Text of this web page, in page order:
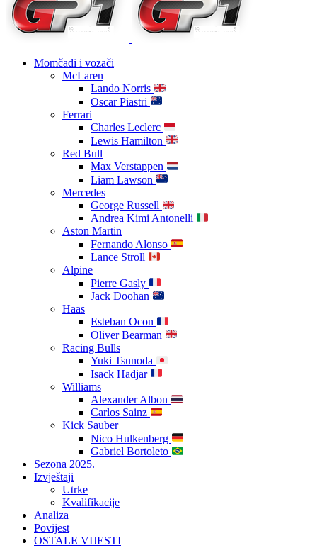
Momčadi i vozači
McLaren
Lando Norris
Oscar Piastri
Ferrari
Charles Leclerc
Lewis Hamilton
Red Bull
Max Verstappen
Liam Lawson
Mercedes
George Russell
Andrea Kimi Antonelli
Aston Martin
Fernando Alonso
Lance Stroll
Alpine
Pierre Gasly
Jack Doohan
Haas
Esteban Ocon
Oliver Bearman
Racing Bulls
Yuki Tsunoda
Isack Hadjar
Williams
Alexander Albon
Carlos Sainz
Kick Sauber
Nico Hulkenberg
Gabriel Bortoleto
Sezona 2025.
Izvještaji
Utrke
Kvalifikacije
Analiza
Povijest
OSTALE VIJESTI